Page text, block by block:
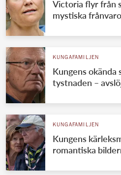
Victoria flyr från
mystiska
KUNGAFAMILJEN
Kungens
tystnaden –
KUNGAFAMILJEN
Kungens
romantiska